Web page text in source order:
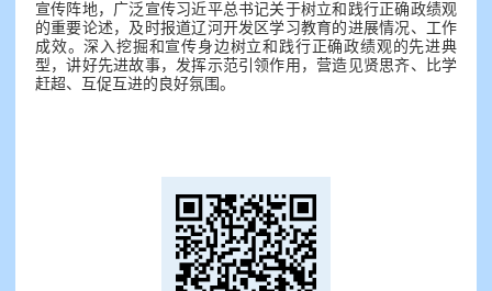
宣传阵地，广泛宣传习近平总书记关于树立和践行正确政绩观
的重要论述，及时报道辽河开发区学习教育的进展情况、工作
成效。深入挖掘和宣传身边树立和践行正确政绩观的先进典
型，讲好先进故事，发挥示范引领作用，营造见贤思齐、比学
赶超、互促互进的良好氛围。